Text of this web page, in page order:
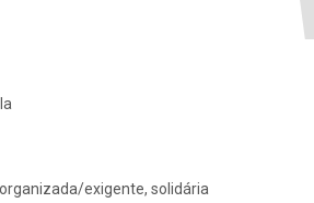
exigente, solidária